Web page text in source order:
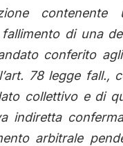
contenente
di una
conferito
78 legge fall.,
collettivo e di
indiretta
arbitrale